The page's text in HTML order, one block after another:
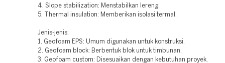
4. Slope stabilization: Menstabilkan lereng.
5. Thermal insulation: Memberikan isolasi termal.
Jenis-jenis:
1. Geofoam EPS: Umum digunakan untuk konstruksi.
2. Geofoam block: Berbentuk blok untuk timbunan.
3. Geofoam custom: Disesuaikan dengan kebutuhan proyek.